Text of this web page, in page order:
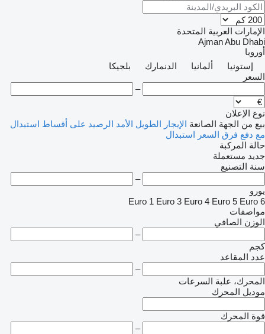
الإمارات العربية المتحدة
AjmanAbu Dhabi
أوروبا
إستونيا
ألمانيا الدنمارك
بلجيكا
السعر
–
نوع الإعلان
بيع من الجهة الصانعة الإيجار الطويل الأمد الرصيد على أقساط استبدال
مع دفع فرق السعر استبدال
حالة المركبة
جديد مستعملة
سنة التصنيع
–
يورو
Euro 1 Euro 3 Euro 4 Euro 5 Euro 6
مواصفات
الوزن الصافي
–
كجم
عدد المقاعد
–
المحرك، علبة السرعات
موديل المحرك
قوة المحرك
–